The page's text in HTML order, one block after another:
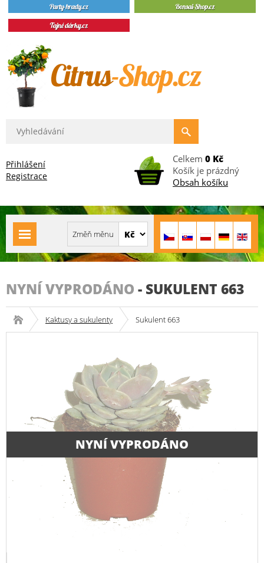
Přihlášení
Registrace
Celkem 0 Kč
Košík je prázdný
Obsah košíku
NYNÍ VYPRODÁNO - SUKULENT 663
Kaktusy a sukulenty Sukulent 663
NYNÍ VYPRODÁNO